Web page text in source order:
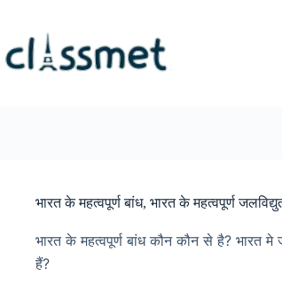
content
भारत के महत्वपूर्ण बांध, भारत के महत्वपूर्ण
भारत के महत्वपूर्ण बांध कौन कौन से है? भारत मे
हैं?